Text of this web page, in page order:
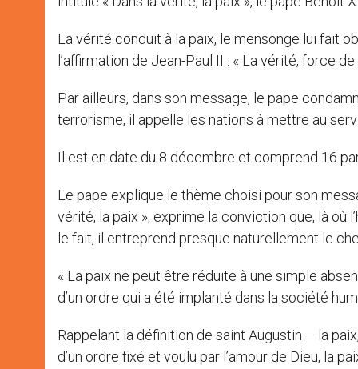
La vérité conduit à la paix, le mensonge lui fait
l’affirmation de Jean-Paul II : « La vérité, force de
Par ailleurs, dans son message, le pape
terrorisme, il appelle les nations à mettre au
Il est en date du 8 décembre et comprend 16
Le pape explique le thème choisi pour son
vérité, la paix », exprime la conviction que, là où
le fait, il entreprend presque naturellement le
« La paix ne peut être réduite à une simple
d’un ordre qui a été implanté dans la société
Rappelant la définition de saint Augustin – la
d’un ordre fixé et voulu par l’amour de Dieu, la